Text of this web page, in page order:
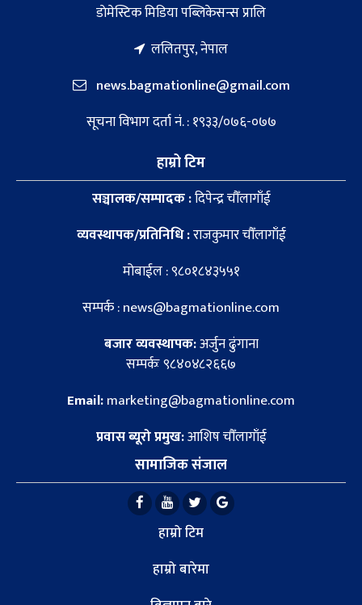
डाेमेस्टिक मिडिया पब्लिकेसन्स प्रालि
ललितपुर, नेपाल
news.bagmationline@gmail.com
सूचना विभाग दर्ता नं. : १९३३/०७६-०७७
हाम्रो टिम
सञ्चालक/सम्पादक :दिपेन्द्र चौँलागाँई
व्यवस्थापक/प्रतिनिधि :राजकुमार चौँलागाँई
मोबाईल : ९८०१८४३५५१
सम्पर्क : news@bagmationline.com
बजार व्यवस्थापक:अर्जुन ढुंगाना
सम्पर्कः ९८४०४८२६६७
Email:marketing@bagmationline.com
प्रवास ब्यूरो प्रमुख:आशिष चौँलागाँई
सामाजिक संजाल
हाम्रो टिम
हाम्रो बारेमा